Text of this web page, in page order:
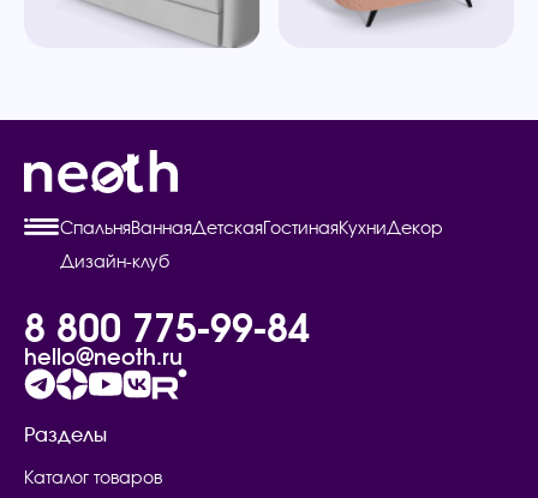
СпальняВаннаяДетскаяГостинаяКухниДекор
Дизайн-клуб
8 800 775-99-84
hello@neoth.ru
Разделы
Каталог товаров